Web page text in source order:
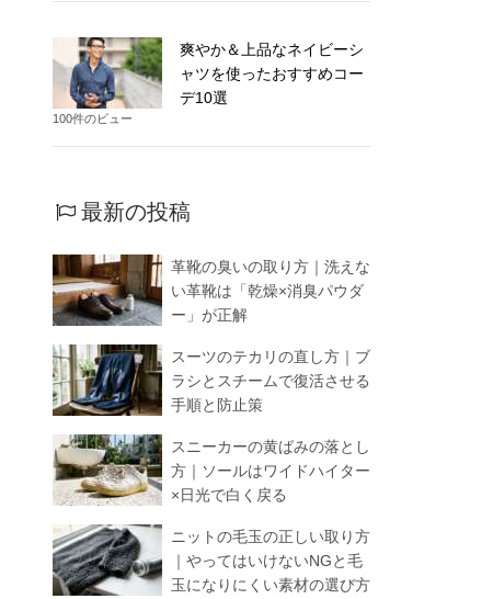
爽やか＆上品なネイビーシ
ャツを使ったおすすめコー
デ10選
100件のビュー
最新の投稿
革靴の臭いの取り方｜洗えな
い革靴は「乾燥×消臭パウダ
ー」が正解
スーツのテカリの直し方｜ブ
ラシとスチームで復活させる
手順と防止策
スニーカーの黄ばみの落とし
方｜ソールはワイドハイター
×日光で白く戻る
ニットの毛玉の正しい取り方
｜やってはいけないNGと毛
玉になりにくい素材の選び方